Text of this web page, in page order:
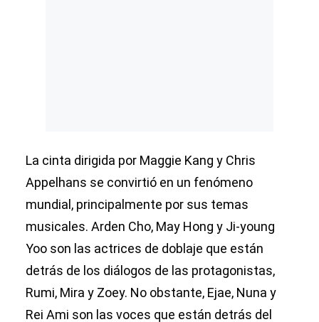
La cinta dirigida por Maggie Kang y Chris
Appelhans se convirtió en un fenómeno
mundial, principalmente por sus temas
musicales. Arden Cho, May Hong y Ji-young
Yoo son las actrices de doblaje que están
detrás de los diálogos de las protagonistas,
Rumi, Mira y Zoey. No obstante, Ejae, Nuna y
Rei Ami son las voces que están detrás del